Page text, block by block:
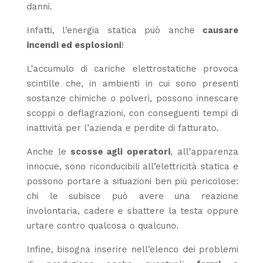
danni.
Infatti, l’energia statica può anche causare
incendi ed esplosioni!
L’accumulo di cariche elettrostatiche provoca
scintille che, in ambienti in cui sono presenti
sostanze chimiche o polveri, possono innescare
scoppi o deflagrazioni, con conseguenti tempi di
inattività per l’azienda e perdite di fatturato.
Anche le scosse agli operatori, all’apparenza
innocue, sono riconducibili all’elettricità statica e
possono portare a situazioni ben più pericolose:
chi le subisce può avere una reazione
involontaria, cadere e sbattere la testa oppure
urtare contro qualcosa o qualcuno.
Infine, bisogna inserire nell’elenco dei problemi